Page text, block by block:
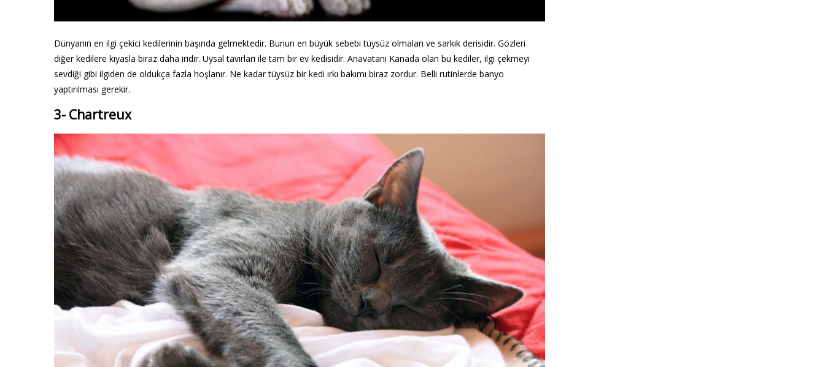
Dünyanın en ilgi çekici kedilerinin başında gelmektedir. Bunun en büyük sebebi tüysüz olmaları ve sarkık derisidir. Gözleri
diğer kedilere kıyasla biraz daha iridir. Uysal tavırları ile tam bir ev kedisidir. Anavatanı Kanada olan bu kediler, ilgi çekmeyi
sevdiği gibi ilgiden de oldukça fazla hoşlanır. Ne kadar tüysüz bir kedi ırkı bakımı biraz zordur. Belli rutinlerde banyo
yaptırılması gerekir.
3- Chartreux